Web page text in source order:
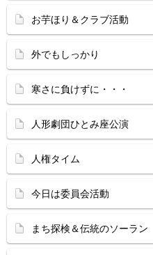
お芋ほり＆クラブ活動
外でもしっかり
寒さに負けずに・・・
人形劇団ひとみ座公演
人権タイム
今日は委員会活動
まち探検＆伝統のソーラン